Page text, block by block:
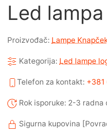
Led
Proizvođač: Lampe
Kategorija: Led lampe
Telefon za kontakt: +381
Rok isporuke: 2-3 radna
Sigurna kupovina